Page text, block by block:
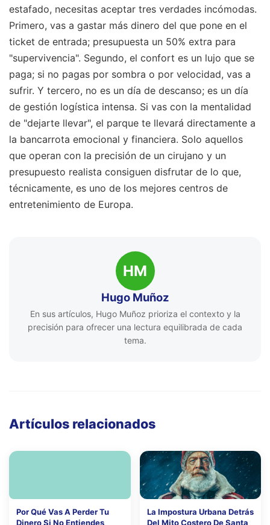
estafado, necesitas aceptar tres verdades incómodas.
Primero, vas a gastar más dinero del que pone en el
ticket de entrada; presupuesta un 50% extra para
"supervivencia". Segundo, el confort es un lujo que se
paga; si no pagas por sombra o por velocidad, vas a
sufrir. Y tercero, no es un día de descanso; es un día
de gestión logística intensa. Si vas con la mentalidad
de "dejarte llevar", el parque te llevará directamente a
la bancarrota emocional y financiera. Solo aquellos
que operan con la precisión de un cirujano y un
presupuesto realista consiguen disfrutar de lo que,
técnicamente, es uno de los mejores centros de
entretenimiento de Europa.
HM
Hugo Muñoz
En sus artículos, Hugo Muñoz prioriza el contexto y la
precisión para ofrecer una lectura equilibrada de cada
tema.
Artículos relacionados
Por Qué Vas A Perder Tu
Dinero Si No Entiendes
La Impostura Urbana Detrás
Del Mito Costero De Santa